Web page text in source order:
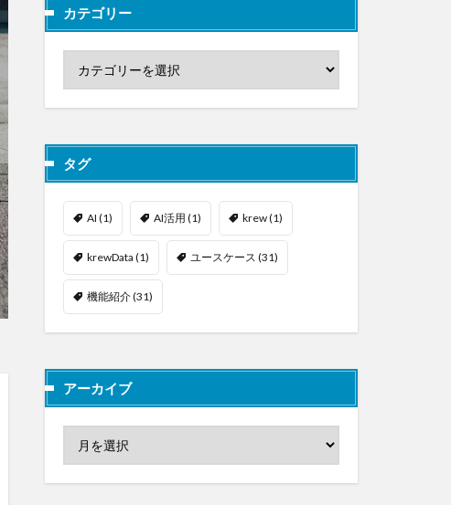
カテゴリー
タグ
AI (1) AI活用 (1) krew(1)
krewData (1) ユースケース (31)
機能紹介(31)
アーカイブ